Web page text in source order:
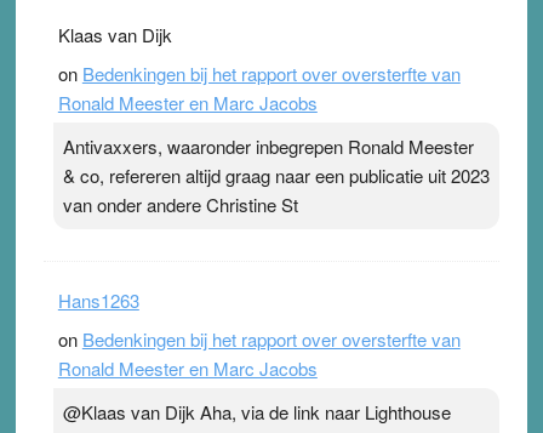
Klaas van Dijk
on Bedenkingen bij het rapport over oversterfte van
Ronald Meester en Marc Jacobs
Antivaxxers, waaronder inbegrepen Ronald Meester
& co, refereren altijd graag naar een publicatie uit 2023
van onder andere Christine St
Hans1263
on Bedenkingen bij het rapport over oversterfte van
Ronald Meester en Marc Jacobs
@Klaas van Dijk Aha, via de link naar Lighthouse